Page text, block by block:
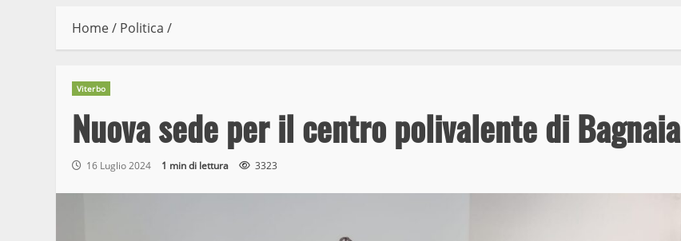
Home/ Politica /
Viterbo
Nuova sede per il centro polivalente di Bagnaia
16 Luglio 2024 1 min di lettura 3323